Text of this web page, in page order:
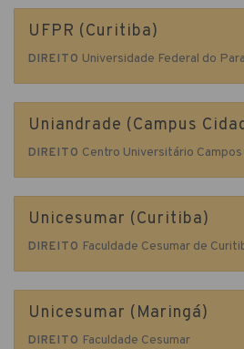
UFPR (Curitiba)
DIREITO Universidade Federal do
Uniandrade (Campus
DIREITO Centro Universitário
Unicesumar (Curitiba)
DIREITO Faculdade Cesumar de
Unicesumar (Maringá)
DIREITO Faculdade Cesumar